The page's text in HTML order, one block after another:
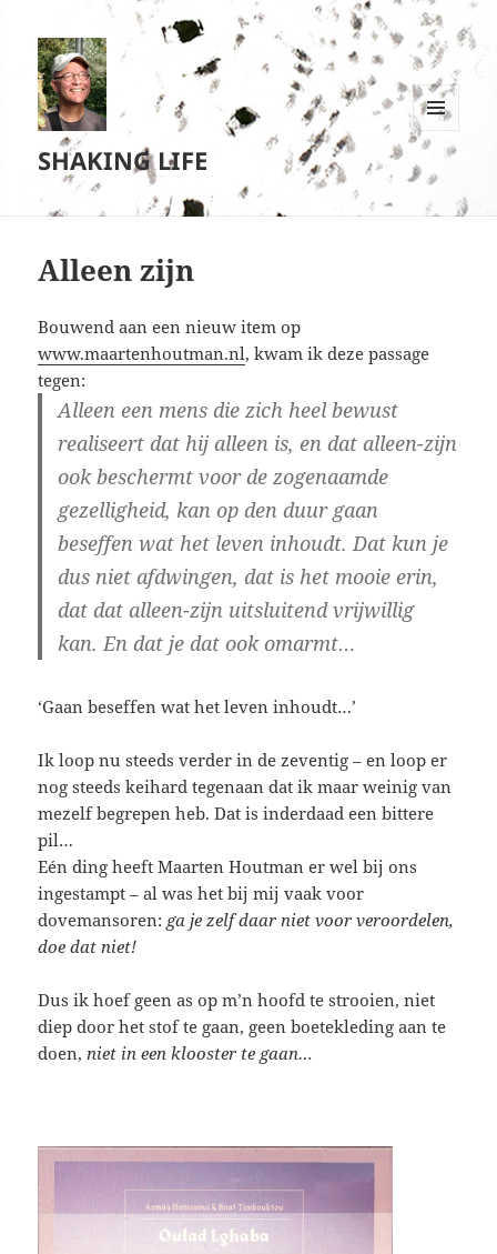
SHAKING LIFE
MENU
WIDGETS
Alleen zijn
Bouwend aan een nieuw item op
www.maartenhoutman.nl, kwam ik deze passage
tegen:
Alleen een mens die zich heel bewust
realiseert dat hij alleen is, en dat alleen-zijn
ook beschermt voor de zogenaamde
gezelligheid, kan op den duur gaan
beseffen wat het leven inhoudt. Dat kun je
dus niet afdwingen, dat is het mooie erin,
dat dat alleen-zijn uitsluitend vrijwillig
kan. En dat je dat ook omarmt…
‘Gaan beseffen wat het leven inhoudt…’
Ik loop nu steeds verder in de zeventig – en loop er
nog steeds keihard tegenaan dat ik maar weinig van
mezelf begrepen heb. Dat is inderdaad een bittere
pil…
Eén ding heeft Maarten Houtman er wel bij ons
ingestampt – al was het bij mij vaak voor
dovemansoren: ga je zelf daar niet voor veroordelen,
doe dat niet!
Dus ik hoef geen as op m’n hoofd te strooien, niet
diep door het stof te gaan, geen boetekleding aan te
doen,niet in een klooster te gaan…